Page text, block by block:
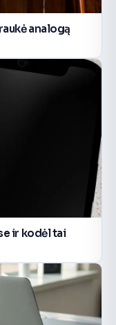
analogą
ir kodėl tai